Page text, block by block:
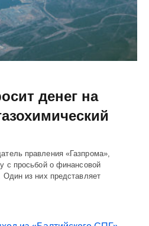
денег на
правления «Газпрома»,
с просьбой о финансовой
Один из них представляет